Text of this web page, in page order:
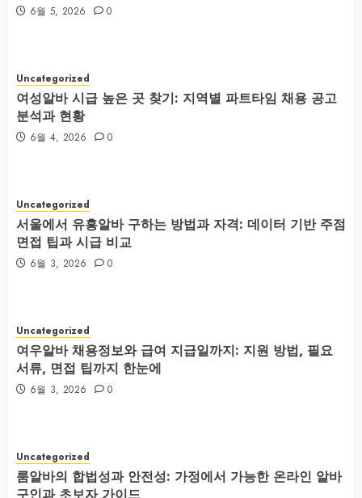
6월 5, 2026 0
Uncategorized
여성알바 시급 높은 곳 찾기: 지역별 파트타임 채용 공고
분석과 현황
6월 4, 2026 0
Uncategorized
서울에서 유흥알바 구하는 방법과 자격: 데이터 기반 주점
면접 팁과 시급 비교
6월 3, 2026 0
Uncategorized
여우알바 채용정보와 급여 지급일까지: 지원 방법, 필요
서류, 면접 팁까지 한눈에
6월 3, 2026 0
Uncategorized
룸알바의 합법성과 안전성: 가정에서 가능한 온라인 알바